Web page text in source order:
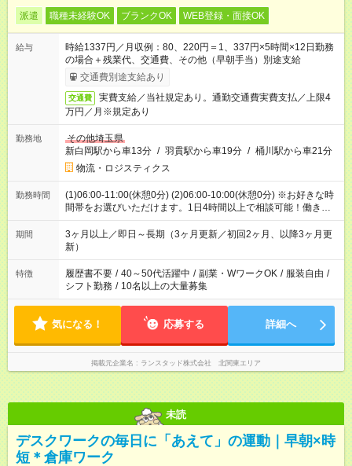
派遣 職種未経験OK ブランクOK WEB登録・面接OK
給与
時給1337円／月収例：80、220円＝1、337円×5時間×12日勤務
の場合＋残業代、交通費、その他（早朝手当）別途支給
交通費別途支給あり
交通費
実費支給／当社規定あり。通勤交通費実費支払／上限4
万円／月※規定あり
勤務地
その他埼玉県
新白岡駅から車13分 / 羽貫駅から車19分 / 桶川駅から車21分
物流・ロジスティクス
勤務時間
(1)06:00-11:00(休憩0分) (2)06:00-10:00(休憩0分) ※お好きな時
間帯をお選びいただけます。1日4時間以上で相談可能！働きた
い時間をご相談ください！
期間
3ヶ月以上／即日～長期（3ヶ月更新／初回2ヶ月、以降3ヶ月更
新）
特徴 履歴書不要 / 40～50代活躍中 / 副業・WワークOK / 服装自由 /
シフト勤務 / 10名以上の大量募集
気になる！ 応募する 詳細へ
掲載元企業名 ランスタッド株式会社 北関東エリア
未読
デスクワークの毎日に「あえて」の運動｜早朝×時
短＊倉庫ワーク